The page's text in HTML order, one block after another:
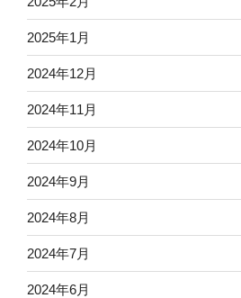
2025年1月
2024年12月
2024年11月
2024年10月
2024年9月
2024年8月
2024年7月
2024年6月